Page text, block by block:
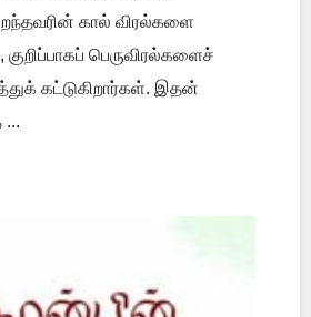
கால் விரல்களை
பெருவிரல்களைச்
கட்டுகிறார்கள். இதன்